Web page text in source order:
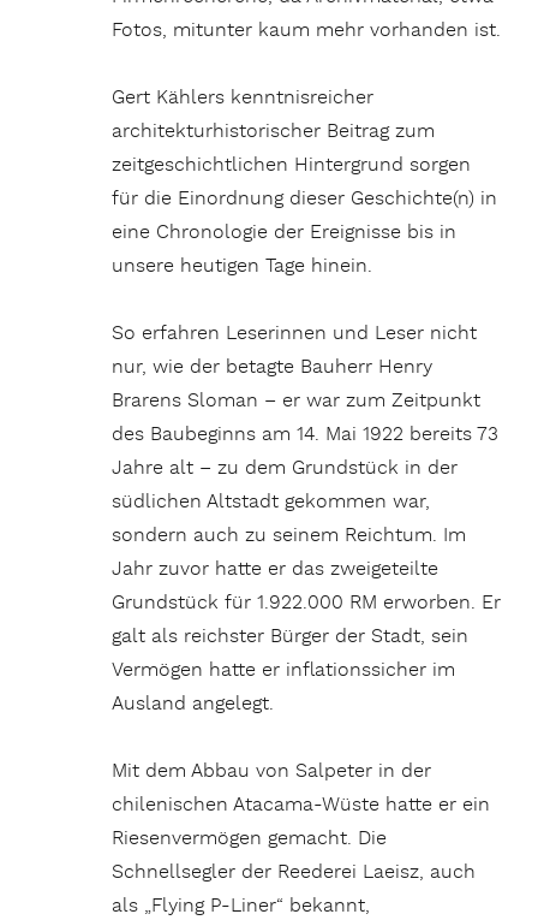
Fotos, mitunter kaum mehr vorhanden ist.
Gert Kählers kenntnisreicher
architekturhistorischer Beitrag zum
zeitgeschichtlichen Hintergrund sorgen
für die Einordnung dieser Geschichte(n) in
eine Chronologie der Ereignisse bis in
unsere heutigen Tage hinein.
So erfahren Leserinnen und Leser nicht
nur, wie der betagte Bauherr Henry
Brarens Sloman – er war zum Zeitpunkt
des Baubeginns am 14. Mai 1922 bereits 73
Jahre alt – zu dem Grundstück in der
südlichen Altstadt gekommen war,
sondern auch zu seinem Reichtum. Im
Jahr zuvor hatte er das zweigeteilte
Grundstück für 1.922.000 RM erworben. Er
galt als reichster Bürger der Stadt, sein
Vermögen hatte er inflationssicher im
Ausland angelegt.
Mit dem Abbau von Salpeter in der
chilenischen Atacama-Wüste hatte er ein
Riesenvermögen gemacht. Die
Schnellsegler der Reederei Laeisz, auch
als „Flying P-Liner“ bekannt,